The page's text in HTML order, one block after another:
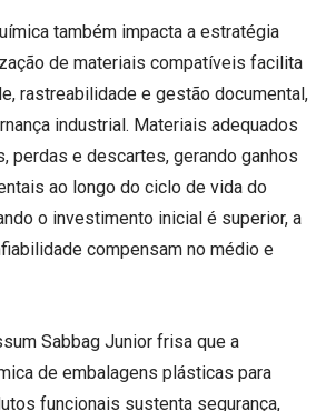
também impacta a estratégia
de materiais compatíveis facilita
rastreabilidade e gestão documental,
industrial. Materiais adequados
perdas e descartes, gerando ganhos
ao longo do ciclo de vida do
o investimento inicial é superior, a
compensam no médio e
Sabbag Junior frisa que a
de embalagens plásticas para
funcionais sustenta segurança,